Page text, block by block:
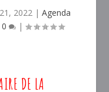
2022 | Agenda
0 |
DE LA